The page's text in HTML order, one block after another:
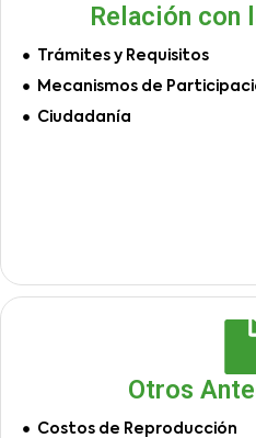
Relación con
Trámites y Requisitos
Mecanismos de
Ciudadanía
Otros
Costos de Reproducción